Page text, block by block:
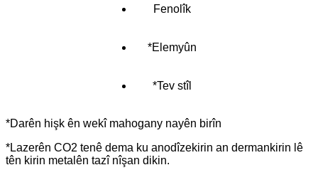
Fenolîk
*Elemyûn
*Tev stîl
*Darên hişk ên wekî mahogany nayên birîn
*Lazerên CO2 tenê dema ku anodîzekirin an dermankirin lê
tên kirin metalên tazî nîşan dikin.